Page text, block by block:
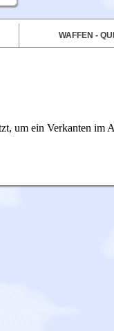
WAFFEN -
um ein Verkanten im